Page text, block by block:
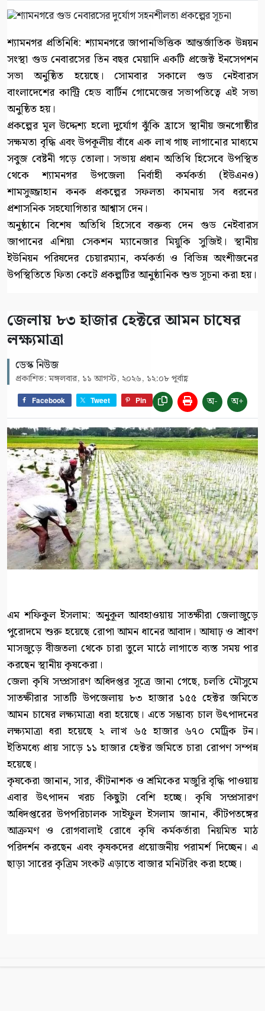
শ্যামনগর প্রতিনিধি: শ্যামনগরে জাপানভিত্তিক আন্তর্জাতিক উন্নয়ন
সংস্থা গুড নেবারসের তিন বছর মেয়াদি একটি প্রজেক্ট ইনসেপশন
সভা অনুষ্ঠিত হয়েছে। সোমবার সকালে গুড নেইবারস
বাংলাদেশের কান্ট্রি হেড বার্টিন গোমেজের সভাপতিত্বে এই সভা
অনুষ্ঠিত হয়।
প্রকল্পের মূল উদ্দেশ্য হলো দুর্যোগ ঝুঁকি হ্রাসে স্থানীয় জনগোষ্ঠীর
সক্ষমতা বৃদ্ধি এবং উপকূলীয় বাঁধে এক লাখ গাছ লাগানোর মাধ্যমে
সবুজ বেষ্টনী গড়ে তোলা। সভায় প্রধান অতিথি হিসেবে উপস্থিত
থেকে শ্যামনগর উপজেলা নির্বাহী কর্মকর্তা (ইউএনও)
শামসুজ্জাহান কনক প্রকল্পের সফলতা কামনায় সব ধরনের
প্রশাসনিক সহযোগিতার আশ্বাস দেন।
অনুষ্ঠানে বিশেষ অতিথি হিসেবে বক্তব্য দেন গুড নেইবারস
জাপানের এশিয়া সেকশন ম্যানেজার মিয়ুকি সুজিই। স্থানীয়
ইউনিয়ন পরিষদের চেয়ারম্যান, কর্মকর্তা ও বিভিন্ন অংশীজনের
উপস্থিতিতে ফিতা কেটে প্রকল্পটির আনুষ্ঠানিক শুভ সূচনা করা হয়।
জেলায় ৮৩ হাজার হেক্টরে আমন চাষের
লক্ষ্যমাত্রা
ডেস্ক নিউজ
প্রকাশিত: মঙ্গলবার, ১১ আগস্ট, ২০২৬, ১২:০৮ পূর্বাহ্ণ
Facebook Tweet Pin অ- অ+
এম শফিকুল ইসলাম: অনুকূল আবহাওয়ায় সাতক্ষীরা জেলাজুড়ে
পুরোদমে শুরু হয়েছে রোপা আমন ধানের আবাদ। আষাঢ় ও শ্রাবণ
মাসজুড়ে বীজতলা থেকে চারা তুলে মাঠে লাগাতে ব্যস্ত সময় পার
করছেন স্থানীয় কৃষকেরা।
জেলা কৃষি সম্প্রসারণ অধিদপ্তর সূত্রে জানা গেছে, চলতি মৌসুমে
সাতক্ষীরার সাতটি উপজেলায় ৮৩ হাজার ১৫৫ হেক্টর জমিতে
আমন চাষের লক্ষ্যমাত্রা ধরা হয়েছে। এতে সম্ভাব্য চাল উৎপাদনের
লক্ষ্যমাত্রা ধরা হয়েছে ২ লাখ ৬৫ হাজার ৬৭০ মেট্রিক টন।
ইতিমধ্যে প্রায় সাড়ে ১১ হাজার হেক্টর জমিতে চারা রোপণ সম্পন্ন
হয়েছে।
কৃষকেরা জানান, সার, কীটনাশক ও শ্রমিকের মজুরি বৃদ্ধি পাওয়ায়
এবার উৎপাদন খরচ কিছুটা বেশি হচ্ছে। কৃষি সম্প্রসারণ
অধিদপ্তরের উপপরিচালক সাইফুল ইসলাম জানান, কীটপতঙ্গের
আক্রমণ ও রোগবালাই রোধে কৃষি কর্মকর্তারা নিয়মিত মাঠ
পরিদর্শন করছেন এবং কৃষকদের প্রয়োজনীয় পরামর্শ দিচ্ছেন। এ
ছাড়া সারের কৃত্রিম সংকট এড়াতে বাজার মনিটরিং করা হচ্ছে।